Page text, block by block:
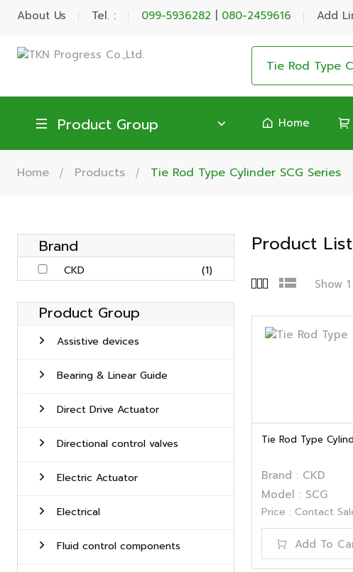
About Us Tel. : 099-5936282 080-2459616 Add
Product Group Home
Home Products Tie Rod Type Cylinder SCG Series
Brand
CKD (1)
Product Group
Assistive devices
Bearing & Linear Guide
Direct Drive Actuator
Directional control valves
Electric Actuator
Electrical
Fluid control components
Product List
Show
Tie Rod Type
Brand : CKD
Model : SCG
Price : Contact
Add To